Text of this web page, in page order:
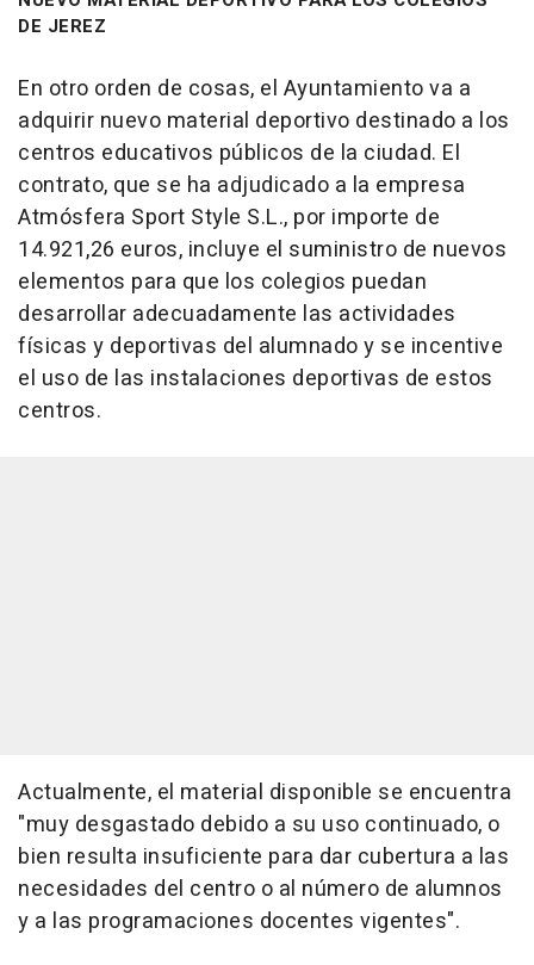
DE JEREZ
En otro orden de cosas, el Ayuntamiento va a
adquirir nuevo material deportivo destinado a los
centros educativos públicos de la ciudad. El
contrato, que se ha adjudicado a la empresa
Atmósfera Sport Style S.L., por importe de
14.921,26 euros, incluye el suministro de nuevos
elementos para que los colegios puedan
desarrollar adecuadamente las actividades
físicas y deportivas del alumnado y se incentive
el uso de las instalaciones deportivas de estos
centros.
Actualmente, el material disponible se encuentra
"muy desgastado debido a su uso continuado, o
bien resulta insuficiente para dar cubertura a las
necesidades del centro o al número de alumnos
y a las programaciones docentes vigentes".